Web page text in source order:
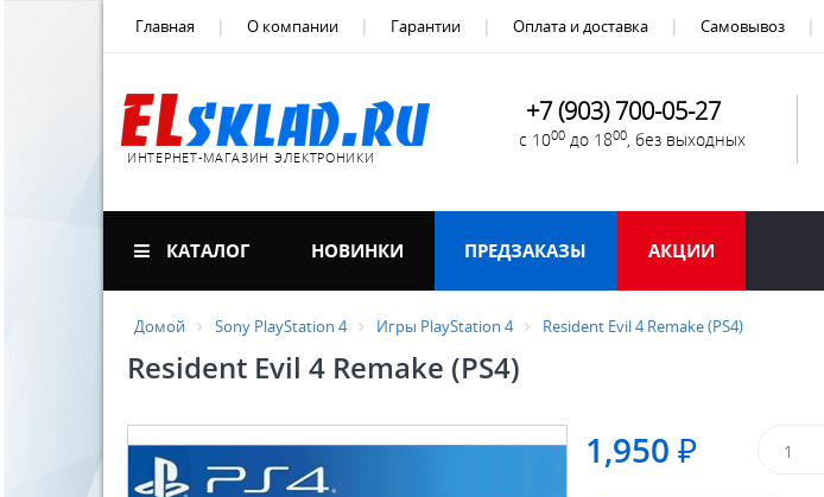
Главная О компании Гарантии Оплата и доставка Самовывоз
ИНТЕРНЕТ-МАГАЗИН ЭЛЕКТРОНИКИ
+7 (903) 700-05-27
с 1000 до 1800, без выходных
КАТАЛОГ НОВИНКИ ПРЕДЗАКАЗЫ АКЦИИ
Домой Sony PlayStation 4 Игры PlayStation 4 Resident Evil 4 Remake (PS4)
Resident Evil 4 Remake (PS4)
1,950 ₽